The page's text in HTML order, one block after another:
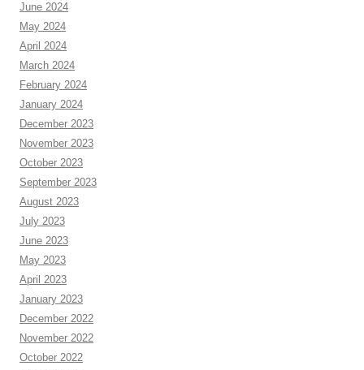
June 2024
May 2024
April 2024
March 2024
February 2024
January 2024
December 2023
November 2023
October 2023
September 2023
August 2023
July 2023
June 2023
May 2023
April 2023
January 2023
December 2022
November 2022
October 2022